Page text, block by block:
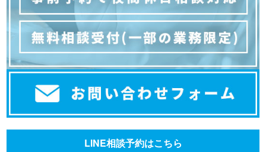
LINE相談予約はこちら